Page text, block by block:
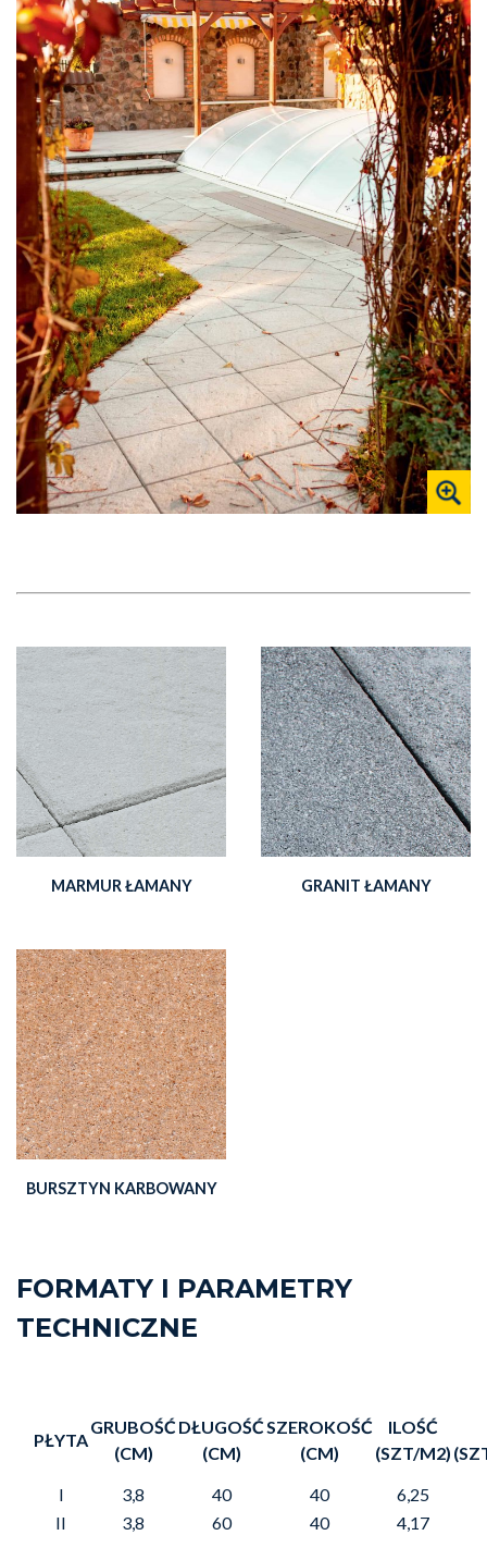
MARMUR ŁAMANY GRANIT ŁAMANY
BURSZTYN KARBOWANY
FORMATY I PARAMETRY
TECHNICZNE
PŁYTA
GRUBOŚĆ
(CM)
DŁUGOŚĆ
(CM)
SZEROKOŚĆ
(CM)
ILOŚĆ
(SZT/M2)
I
3,8 40 40
6,25
II
3,8 60 40 4,17